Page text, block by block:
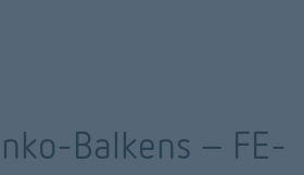
Balkens - FE-